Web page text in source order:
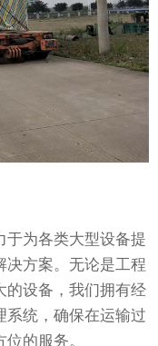
于为各类大型设备提
决方案。无论是工程
的设备，我们拥有经
系统，确保在运输过
的服务。